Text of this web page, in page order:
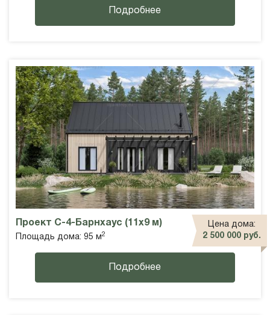
Подробнее
Проект С-4-Барнхаус (11х9 м)
Площадь дома: 95 м 2
Цена дома:
2 500 000 руб.
Подробнее